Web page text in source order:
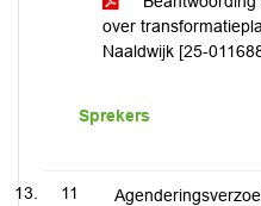
over
Naaldwijk [25-
Sprekers
11